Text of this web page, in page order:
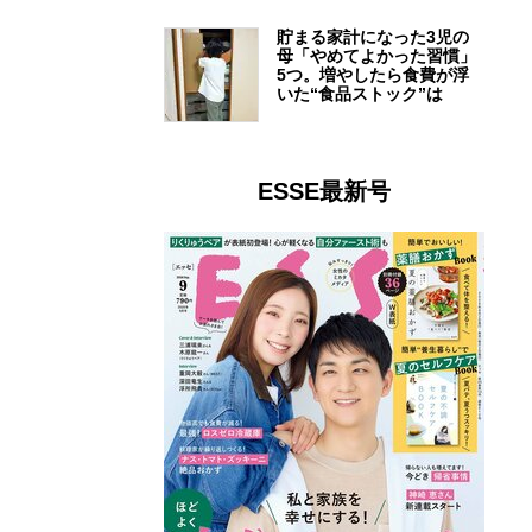
貯まる家計になった3児の
母「やめてよかった習慣」
5つ。増やしたら食費が浮
いた“食品ストック”は
ESSE最新号